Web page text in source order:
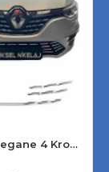
Renault Megane 4 Krom Ön Panjur 2020 Üzeri